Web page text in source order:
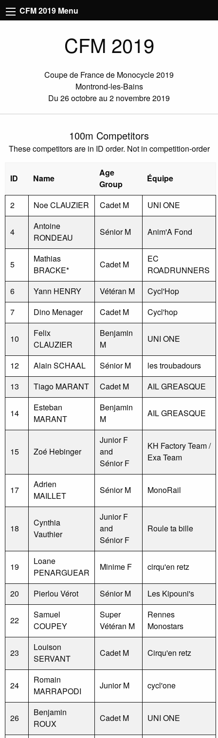
CFM 2019 Menu
CFM 2019
Coupe de France de Monocycle 2019
Montrond-les-Bains
Du 26 octobre au 2 novembre 2019
100m Competitors
These competitors are in ID order. Not in competition-order
ID Name
Age
Group
Équipe
2 Noe CLAUZIER Cadet M UNI ONE
4
Antoine
RONDEAU
Sénior M Anim'A Fond
5
Mathias
BRACKE*
Cadet M
EC
ROADRUNNERS
6
Yann HENRY Vétéran M
Cycl'Hop
7
Dino Menager Cadet M Cycl'hop
10
Felix
CLAUZIER
Benjamin
M
UNI ONE
12 Alain SCHAAL Sénior M
les troubadours
13
Tiago MARANT Cadet M AIL GREASQUE
14
Esteban
MARANT
Benjamin
M
AIL GREASQUE
15 Zoé Hebinger
Junior F
and
Sénior F
KH Factory Team /
Exa Team
17
Adrien
MAILLET
Sénior M MonoRail
18
Cynthia
Vauthier
Junior F
and
Sénior F
Roule ta bille
19
Loane
PENARGUEAR
Minime F cirqu'en retz
20 Pierlou Vérot Sénior M Les Kipouni's
22
Samuel
COUPEY
Super
Vétéran M
Rennes
Monostars
23
Louison
SERVANT
Cadet M Cirqu'en retz
24
Romain
MARRAPODI
Junior M cycl'one
26
Benjamin
ROUX
Cadet M UNI ONE